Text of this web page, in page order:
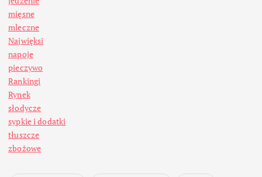
mięsne
mleczne
Najwięksi
napoje
pieczywo
Rankingi
Rynek
słodycze
sypkie i dodatki
tłuszcze
zbożowe